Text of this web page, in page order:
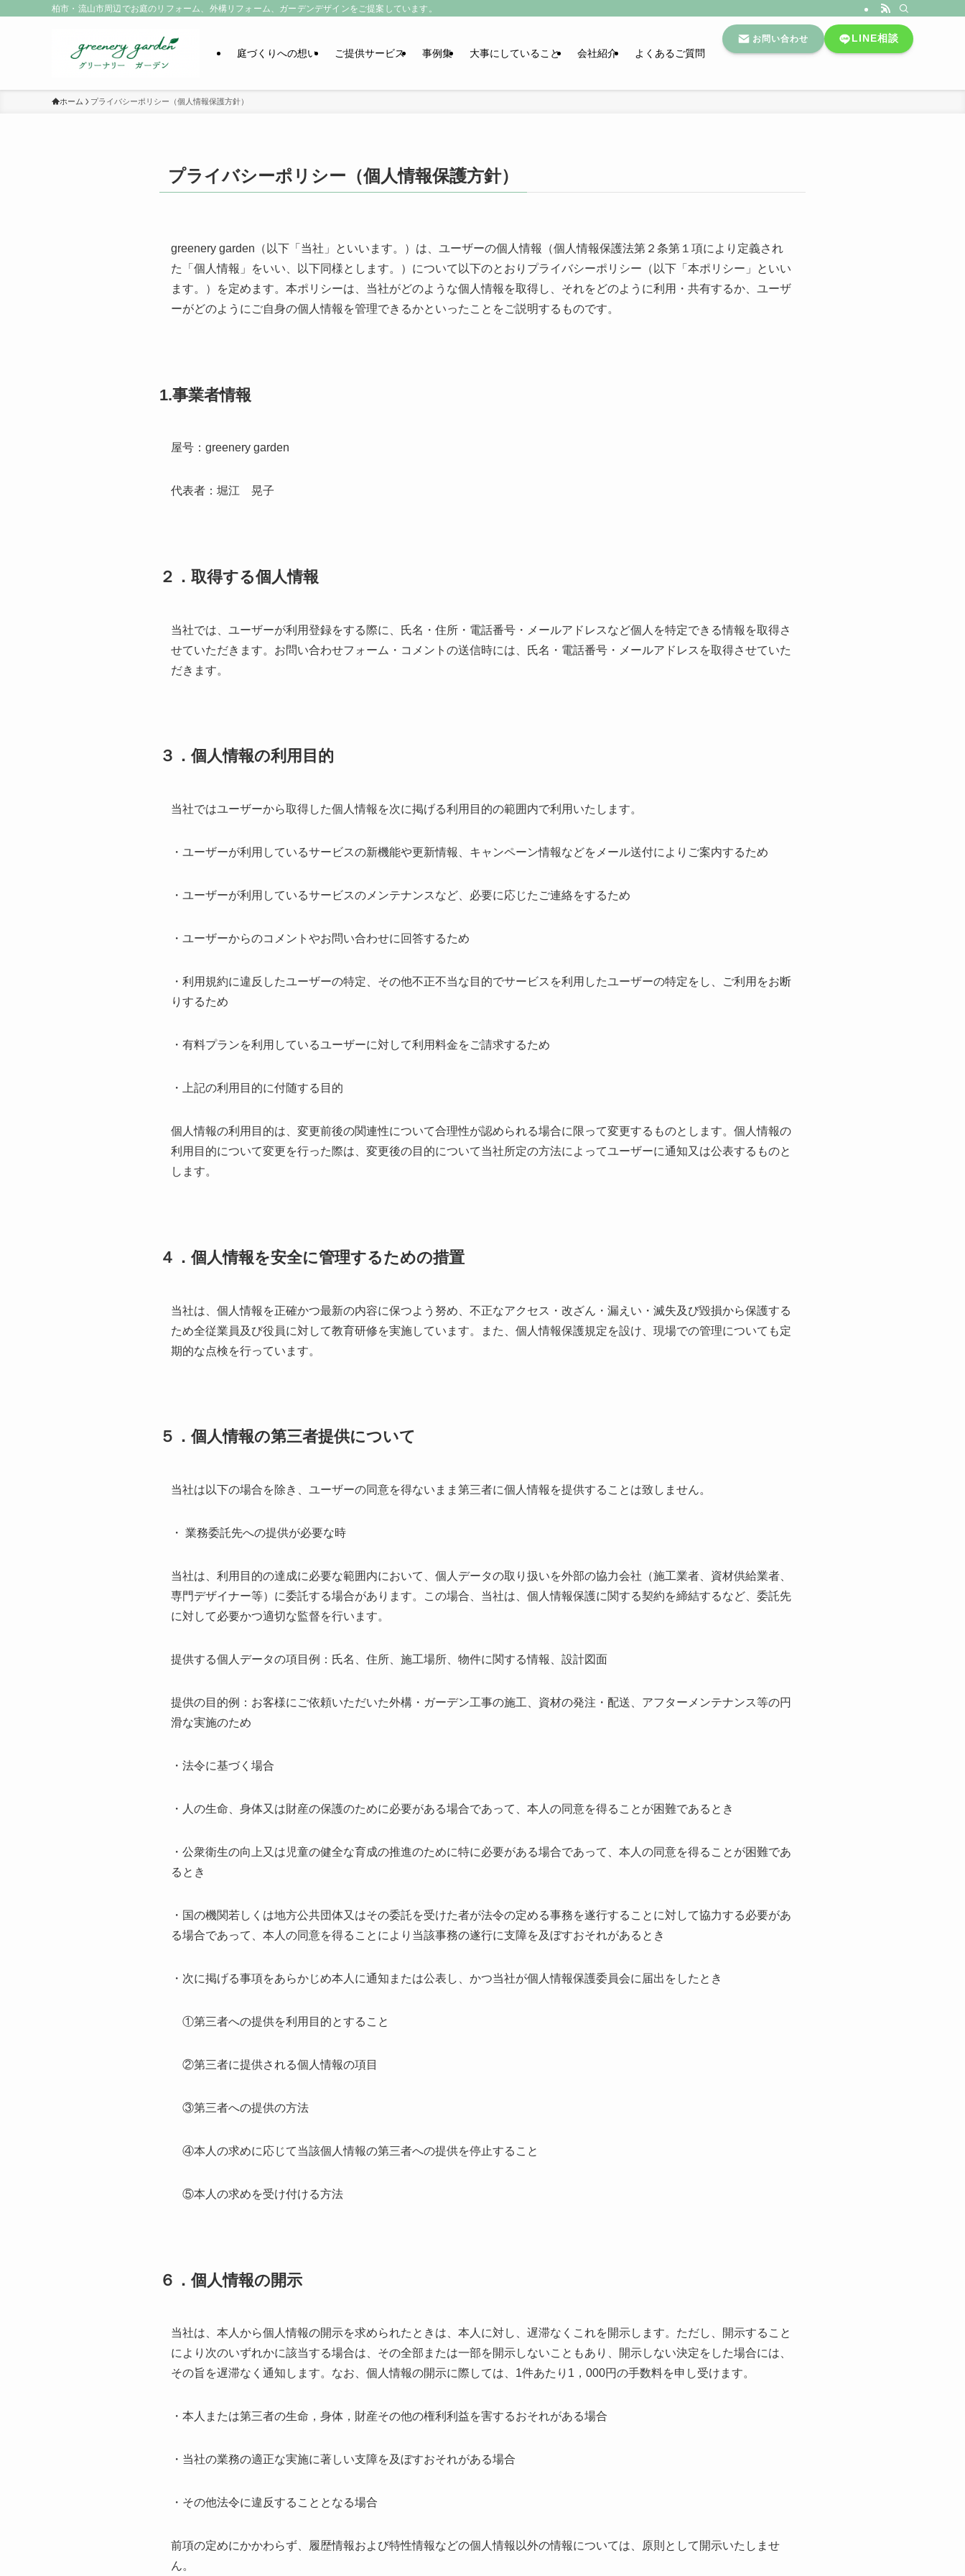
柏市・流山市周辺でお庭のリフォーム、外構リフォーム、ガーデンデザインをご提案しています。
庭づくりへの想い ご提供サービス 事例集 大事にしていること 会社紹介 よくあるご質問
お問い合わせ LINE相談
ホーム プライバシーポリシー（個人情報保護方針）
プライバシーポリシー（個人情報保護方針）
greenery garden（以下「当社」といいます。）は、ユーザーの個人情報（個人情報保護法第２条第１項により定義され
た「個人情報」をいい、以下同様とします。）について以下のとおりプライバシーポリシー（以下「本ポリシー」といい
ます。）を定めます。本ポリシーは、当社がどのような個人情報を取得し、それをどのように利用・共有するか、ユーザ
ーがどのようにご自身の個人情報を管理できるかといったことをご説明するものです。
1.事業者情報
屋号：greenery garden
代表者：堀江 晃子
２．取得する個人情報
当社では、ユーザーが利用登録をする際に、氏名・住所・電話番号・メールアドレスなど個人を特定できる情報を取得さ
せていただきます。お問い合わせフォーム・コメントの送信時には、氏名・電話番号・メールアドレスを取得させていた
だきます。
３．個人情報の利用目的
当社ではユーザーから取得した個人情報を次に掲げる利用目的の範囲内で利用いたします。
・ユーザーが利用しているサービスの新機能や更新情報、キャンペーン情報などをメール送付によりご案内するため
・ユーザーが利用しているサービスのメンテナンスなど、必要に応じたご連絡をするため
・ユーザーからのコメントやお問い合わせに回答するため
・利用規約に違反したユーザーの特定、その他不正不当な目的でサービスを利用したユーザーの特定をし、ご利用をお断
りするため
・有料プランを利用しているユーザーに対して利用料金をご請求するため
・上記の利用目的に付随する目的
個人情報の利用目的は、変更前後の関連性について合理性が認められる場合に限って変更するものとします。個人情報の
利用目的について変更を行った際は、変更後の目的について当社所定の方法によってユーザーに通知又は公表するものと
します。
４．個人情報を安全に管理するための措置
当社は、個人情報を正確かつ最新の内容に保つよう努め、不正なアクセス・改ざん・漏えい・滅失及び毀損から保護する
ため全従業員及び役員に対して教育研修を実施しています。また、個人情報保護規定を設け、現場での管理についても定
期的な点検を行っています。
５．個人情報の第三者提供について
当社は以下の場合を除き、ユーザーの同意を得ないまま第三者に個人情報を提供することは致しません。
・ 業務委託先への提供が必要な時
当社は、利用目的の達成に必要な範囲内において、個人データの取り扱いを外部の協力会社（施工業者、資材供給業者、
専門デザイナー等）に委託する場合があります。この場合、当社は、個人情報保護に関する契約を締結するなど、委託先
に対して必要かつ適切な監督を行います。
提供する個人データの項目例：氏名、住所、施工場所、物件に関する情報、設計図面
提供の目的例：お客様にご依頼いただいた外構・ガーデン工事の施工、資材の発注・配送、アフターメンテナンス等の円
滑な実施のため
・法令に基づく場合
・人の生命、身体又は財産の保護のために必要がある場合であって、本人の同意を得ることが困難であるとき
・公衆衛生の向上又は児童の健全な育成の推進のために特に必要がある場合であって、本人の同意を得ることが困難であ
るとき
・国の機関若しくは地方公共団体又はその委託を受けた者が法令の定める事務を遂行することに対して協力する必要があ
る場合であって、本人の同意を得ることにより当該事務の遂行に支障を及ぼすおそれがあるとき
・次に掲げる事項をあらかじめ本人に通知または公表し、かつ当社が個人情報保護委員会に届出をしたとき
①第三者への提供を利用目的とすること
②第三者に提供される個人情報の項目
③第三者への提供の方法
④本人の求めに応じて当該個人情報の第三者への提供を停止すること
⑤本人の求めを受け付ける方法
６．個人情報の開示
当社は、本人から個人情報の開示を求められたときは、本人に対し、遅滞なくこれを開示します。ただし、開示すること
により次のいずれかに該当する場合は、その全部または一部を開示しないこともあり、開示しない決定をした場合には、
その旨を遅滞なく通知します。なお、個人情報の開示に際しては、1件あたり1，000円の手数料を申し受けます。
・本人または第三者の生命，身体，財産その他の権利利益を害するおそれがある場合
・当社の業務の適正な実施に著しい支障を及ぼすおそれがある場合
・その他法令に違反することとなる場合
前項の定めにかかわらず、履歴情報および特性情報などの個人情報以外の情報については、原則として開示いたしませ
ん。